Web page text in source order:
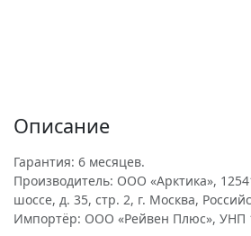
Описание
Гарантия: 6 месяцев.
Производитель: ООО «Арктика»,
шоссе, д. 35, стр. 2, г. Москва,
Импортёр: ООО «Рейвен Плюс», УНП